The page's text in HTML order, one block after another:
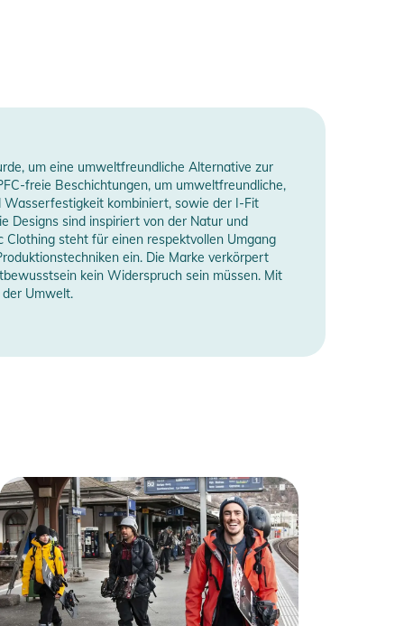
um eine umweltfreundliche Alternative zur
freie Beschichtungen, um umweltfreundliche,
Wasserfestigkeit kombiniert, sowie der I-Fit
Designs sind inspiriert von der Natur und
steht für einen respektvollen Umgang
ein. Die Marke verkörpert
kein Widerspruch sein müssen. Mit
Umwelt.